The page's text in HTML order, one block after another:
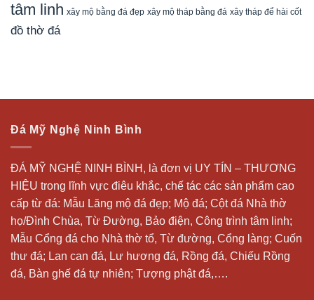
tâm linh xây mộ bằng đá đẹp xây mộ tháp bằng đá xây tháp để hài cốt
đồ thờ đá
Đá Mỹ Nghệ Ninh Bình
ĐÁ MỸ NGHỆ NINH BÌNH, là đơn vị UY TÍN – THƯƠNG
HIỆU trong lĩnh vực điêu khắc, chế tác các sản phẩm cao
cấp từ đá: Mẫu Lăng mộ đá đẹp; Mộ đá; Cột đá Nhà thờ
họ/Đình Chùa, Từ Đường, Bảo điện, Công trình tâm linh;
Mẫu Cổng đá cho Nhà thờ tổ, Từ đường, Cổng làng; Cuốn
thư đá; Lan can đá, Lư hương đá, Rồng đá, Chiếu Rồng
đá, Bàn ghế đá tự nhiên; Tượng phật đá,….